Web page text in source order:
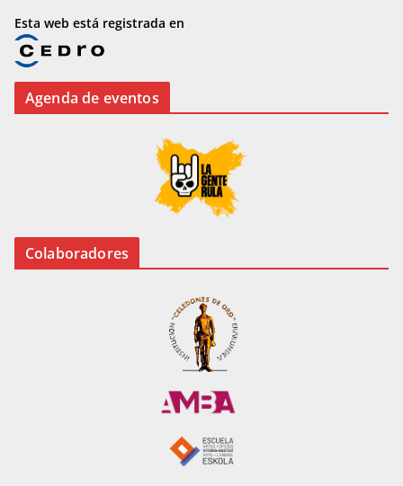
Esta web está registrada en
Agenda de eventos
Colaboradores